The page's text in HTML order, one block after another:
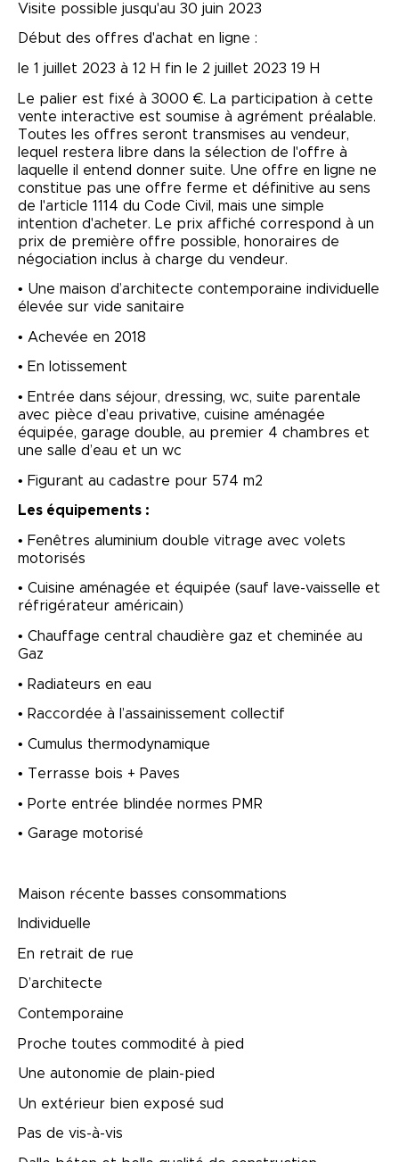
Visite possible jusqu'au 30 juin 2023
Début des offres d'achat en ligne :
le 1 juillet 2023 à 12 H fin le 2 juillet 2023 19 H
Le palier est fixé à 3000 €. La participation à cette
vente interactive est soumise à agrément préalable.
Toutes les offres seront transmises au vendeur,
lequel restera libre dans la sélection de l'offre à
laquelle il entend donner suite. Une offre en ligne ne
constitue pas une offre ferme et définitive au sens
de l'article 1114 du Code Civil, mais une simple
intention d'acheter. Le prix affiché correspond à un
prix de première offre possible, honoraires de
négociation inclus à charge du vendeur.
• Une maison d’architecte contemporaine individuelle
élevée sur vide sanitaire
• Achevée en 2018
• En lotissement
• Entrée dans séjour, dressing, wc, suite parentale
avec pièce d’eau privative, cuisine aménagée
équipée, garage double, au premier 4 chambres et
une salle d’eau et un wc
• Figurant au cadastre pour 574 m2
Les équipements :
• Fenêtres aluminium double vitrage avec volets
motorisés
• Cuisine aménagée et équipée (sauf lave-vaisselle et
réfrigérateur américain)
• Chauffage central chaudière gaz et cheminée au
Gaz
• Radiateurs en eau
• Raccordée à l’assainissement collectif
• Cumulus thermodynamique
• Terrasse bois + Paves
• Porte entrée blindée normes PMR
• Garage motorisé
Maison récente basses consommations
Individuelle
En retrait de rue
D’architecte
Contemporaine
Proche toutes commodité à pied
Une autonomie de plain-pied
Un extérieur bien exposé sud
Pas de vis-à-vis